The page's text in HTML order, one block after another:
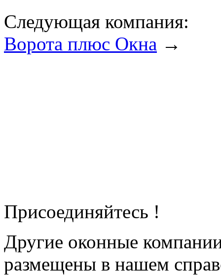
Следующая компания:
Ворота плюс Окна →
Присоединяйтесь !
Другие оконные
размещены в нашем